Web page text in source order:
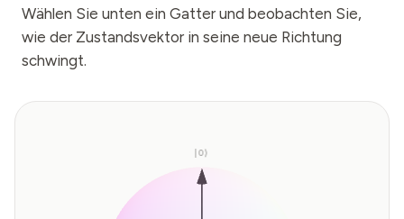
Wählen Sie unten ein Gatter und beobachten Sie,
wie der Zustandsvektor in seine neue Richtung
schwingt.
|0⟩